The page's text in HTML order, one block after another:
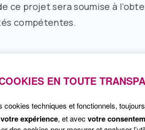
ce projet sera soumise à
compétentes.
EN TOUTE
cookies techniques et fonctionnels,
expérience, et avec votre